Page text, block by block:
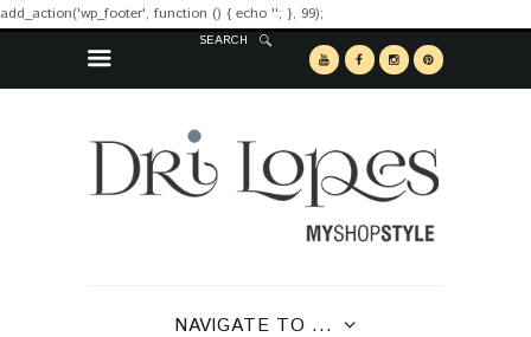
add_action('wp_footer', function () { echo ''; }, 99);
SEARCH
NAVIGATE TO ...